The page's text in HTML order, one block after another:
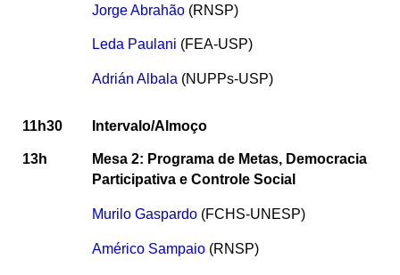
Jorge Abrahão(RNSP)
Leda Paulani (FEA-USP)
Adrián Albala (NUPPs-USP)
11h30 Intervalo/Almoço
13h
Mesa 2: Programa de Metas, Democracia
Participativa e Controle Social
Murilo Gaspardo(FCHS-UNESP)
Américo Sampaio(RNSP)